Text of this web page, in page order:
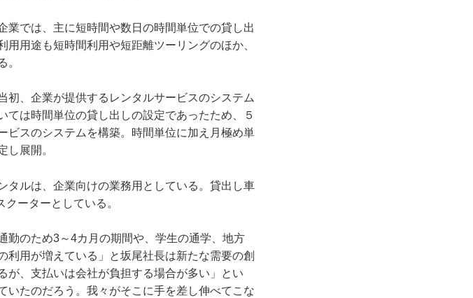
業では、主に短時間や数日の時間単位での貸し出
用途も短時間利用や短距離ツーリングのほか、
。
初、企業が提供するレンタルサービスのシステム
は時間単位の貸し出しの設定であったため、５
ビスのシステムを構築。時間単位に加え月極め単
し展開。
タルは、企業向けの業務用としている。貸出し車
ーターとしている。
勤のため3～4カ月の期間や、学生の通学、地方
用が増えている」と坂尾社長は新たな需要の創
が、支払いは会社が負担する場合が多い」とい
いたのだろう。我々がそこに手を差し伸べてこな